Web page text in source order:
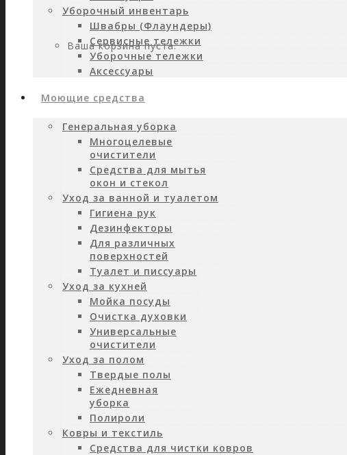
Ваша корзина пуста.
Уборочный инвентарь
Швабры (Флаундеры)
Сервисные тележки
Уборочные тележки
Аксессуары
Моющие средства
Генеральная уборка
Многоцелевые
очистители
Средства для мытья
окон и стекол
Уход за ванной и туалетом
Гигиена рук
Дезинфекторы
Для различных
поверхностей
Туалет и писсуары
Уход за кухней
Мойка посуды
Очистка духовки
Универсальные
очистители
Уход за полом
Твердые полы
Ежедневная
уборка
Полироли
Ковры и текстиль
Средства для чистки ковров